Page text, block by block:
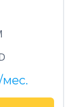
мес.